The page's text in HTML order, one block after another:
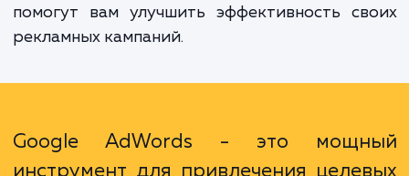
на клики. Это также дает вам
показывать свои объявления в нужное
мощные инструменты аналитики,